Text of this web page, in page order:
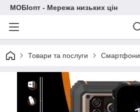
МОБІопт - Мережа низьких цін
Товари та послуги Смартфони